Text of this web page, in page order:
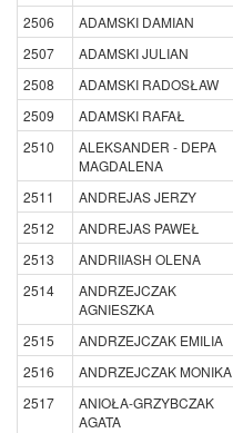
2506
ADAMSKI DAMIAN
2507
ADAMSKI JULIAN
2508
ADAMSKI RADOSŁAW
2509
ADAMSKI RAFAŁ
2510
ALEKSANDER - DEPA
MAGDALENA
2511 ANDREJAS JERZY
2512
ANDREJAS PAWEŁ
2513
ANDRIIASH OLENA
2514
ANDRZEJCZAK
AGNIESZKA
2515 ANDRZEJCZAK EMILIA
2516
ANDRZEJCZAK MONIKA
2517
ANIOŁA-GRZYBCZAK
AGATA